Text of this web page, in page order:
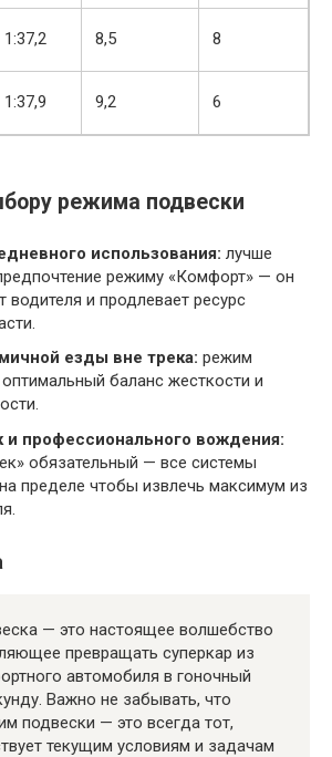
1:37,2 8,5 8
1:37,9 9,2 6
режима подвески
использования: лучше
режиму «Комфорт» — он
водителя и продлевает ресурс
езды вне трека: режим
баланс жесткости и
и профессионального вождения:
обязательный — все системы
пределе чтобы извлечь максимум из
— это настоящее волшебство
превращать суперкар из
автомобиля в гоночный
Важно не забывать, что
подвески — это всегда тот,
текущим условиям и задачам